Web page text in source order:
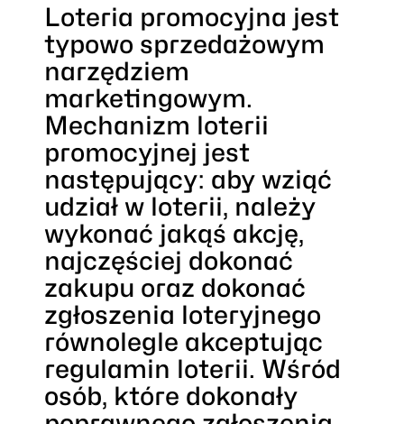
Loteria promocyjna jest
typowo sprzedażowym
narzędziem
marketingowym.
Mechanizm loterii
promocyjnej jest
następujący: aby wziąć
udział w loterii, należy
wykonać jakąś akcję,
najczęściej dokonać
zakupu oraz dokonać
zgłoszenia loteryjnego
równolegle akceptując
regulamin loterii. Wśród
osób, które dokonały